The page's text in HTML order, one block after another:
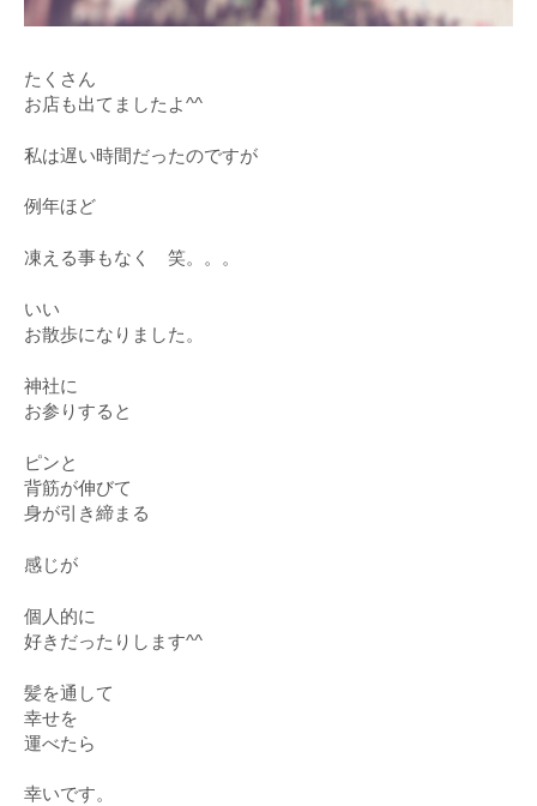
たくさん
お店も出てましたよ^^
私は遅い時間だったのですが
例年ほど
凍える事もなく 笑。。。
いい
お散歩になりました。
神社に
お参りすると
ピンと
背筋が伸びて
身が引き締まる
感じが
個人的に
好きだったりします^^
髪を通して
幸せを
運べたら
幸いです。